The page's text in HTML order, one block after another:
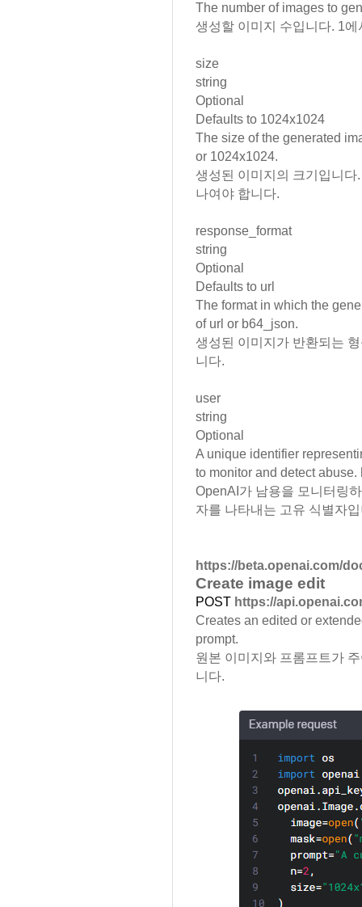
The number of images to
생성할 이미지 수입니다. 1
size
string
Optional
Defaults to 1024x1024
The size of the generated
or 1024x1024.
생성된 이미지의 크기입니
나여야 합니다.
response_format
string
Optional
Defaults to url
The format in which the
of url or b64_json.
생성된 이미지가 반환되는
니다.
user
string
Optional
A unique identifier
to monitor and detect abuse.
OpenAI가 남용을 모니터링
자를 나타내는 고유 식별자
https://beta.openai.com/
Create image edit
POST https://
Creates an edited or
prompt.
원본 이미지와 프롬프트가
니다.